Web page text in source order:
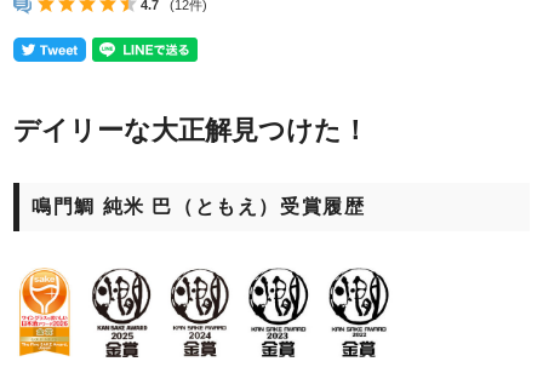
4.7 (12件)
デイリーな大正解見つけた！
鳴門鯛 純米 巴（ともえ）受賞履歴